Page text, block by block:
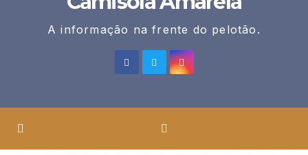
A informação na frente do pelotão.